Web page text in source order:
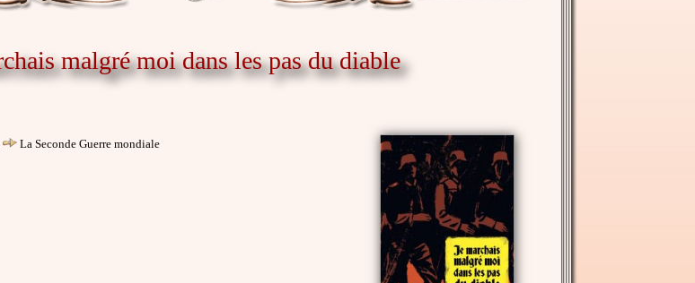
malgré moi dans les pas du diable
La Seconde Guerre mondiale